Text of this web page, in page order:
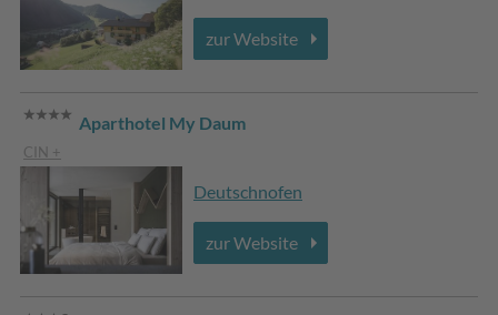
zur Website
Aparthotel My Daum
CIN +
Deutschnofen
zur Website